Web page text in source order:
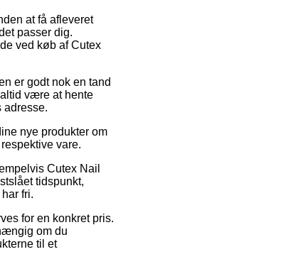
at få afleveret
passer dig.
ved køb af Cutex
er godt nok en tand
være at hente
adresse.
nye produkter om
vare.
Cutex Nail
tidspunkt,
fri.
for en konkret pris.
om du
til et